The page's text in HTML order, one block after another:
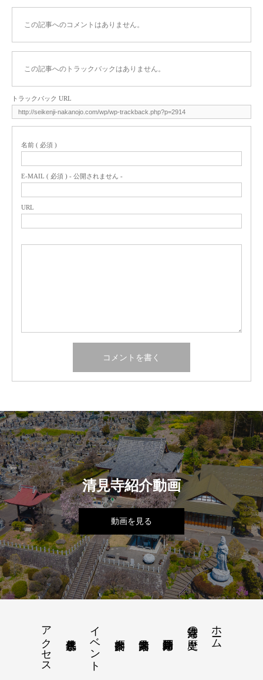
この記事へのコメントはありません。
この記事へのトラックバックはありません。
トラックバック URL
名前 ( 必須 )
E-MAIL ( 必須 ) - 公開されません -
URL
清見寺紹介動画
動画を見る
ホーム
清見寺の歴史
イベント
アクセス